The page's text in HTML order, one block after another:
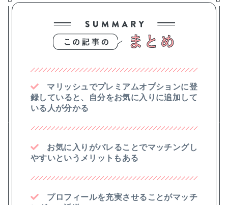
マリッシュでプレミアムオプションに登
録していると、自分をお気に入りに追加して
いる人が分かる
お気に入りがバレることでマッチングし
やすいというメリットもある
プロフィールを充実させることがマッチ